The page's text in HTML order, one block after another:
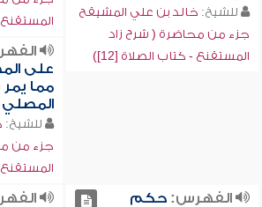
للشيخ: خالد بن علي المشيقح
جزء من محاضرة ( شرح زاد
المستقنع - كتاب الصلاة [12])
المستقنع
على
مما
المصلي
للشيخ:
جزء من
المستقنع
الفهرس:حكم